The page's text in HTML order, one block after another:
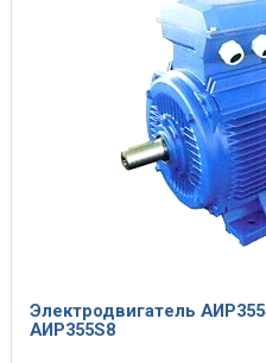
Электродвигатель
АИР355S8